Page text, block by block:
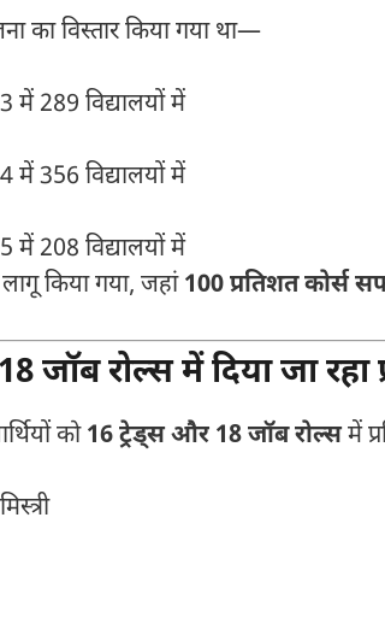
का विस्तार किया गया था—
में 289 विद्यालयों में
में 356 विद्यालयों में
में 208 विद्यालयों में
किया गया, जहां100 प्रतिशत कोर्स
जॉब रोल्स में दिया जा रहा
को16 ट्रेड्स और 18 जॉब रोल्समें